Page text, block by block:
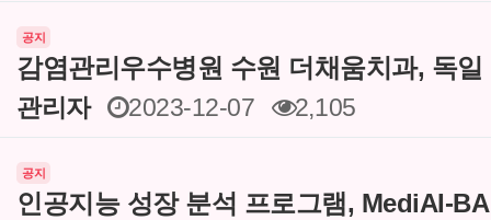
공지
감염관리우수병원 수원 더채움치과, 독
관리자
2023-12-07 2,105
공지
인공지능 성장 분석 프로그램, MediAI-